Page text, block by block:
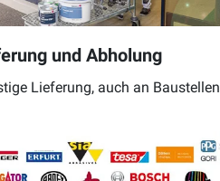
und Abholung
Lieferung, auch an Baustellen